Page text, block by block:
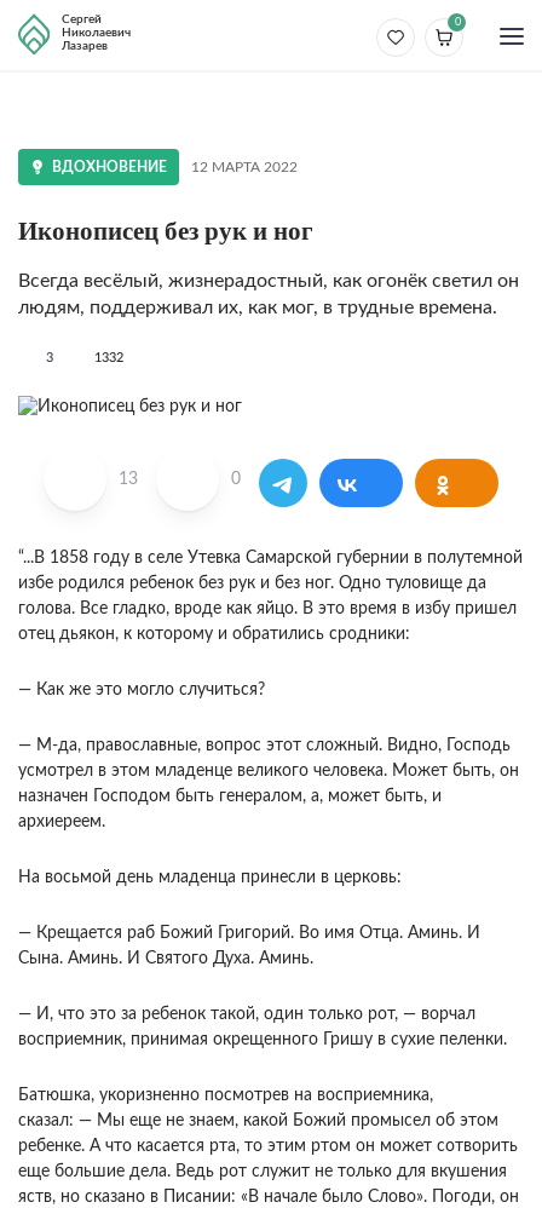
Сергей
Николаевич
Лазарев
0
ВДОХНОВЕНИЕ 12 МАРТА 2022
Иконописец без рук и ног
Всегда весёлый, жизнерадостный, как огонёк светил он
людям, поддерживал их, как мог, в трудные времена.
3 1332
13 0
“...В 1858 году в селе Утевка Самарской губернии в полутемной
избе родился ребенок без рук и без ног. Одно туловище да
голова. Все гладко, вроде как яйцо. В это время в избу пришел
отец дьякон, к которому и обратились сродники:
— Как же это могло случиться?
— М-да, православные, вопрос этот сложный. Видно, Господь
усмотрел в этом младенце великого человека. Может быть, он
назначен Господом быть генералом, а, может быть, и
архиереем.
На восьмой день младенца принесли в церковь:
— Крещается раб Божий Григорий. Во имя Отца. Аминь. И
Сына. Аминь. И Святого Духа. Аминь.
— И, что это за ребенок такой, один только рот, — ворчал
восприемник, принимая окрещенного Гришу в сухие пеленки.
Батюшка, укоризненно посмотрев на восприемника,
сказал: — Мы еще не знаем, какой Божий промысел об этом
ребенке. А что касается рта, то этим ртом он может сотворить
еще большие дела. Ведь рот служит не только для вкушения
яств, но сказано в Писании: «В начале было Слово». Погоди, он